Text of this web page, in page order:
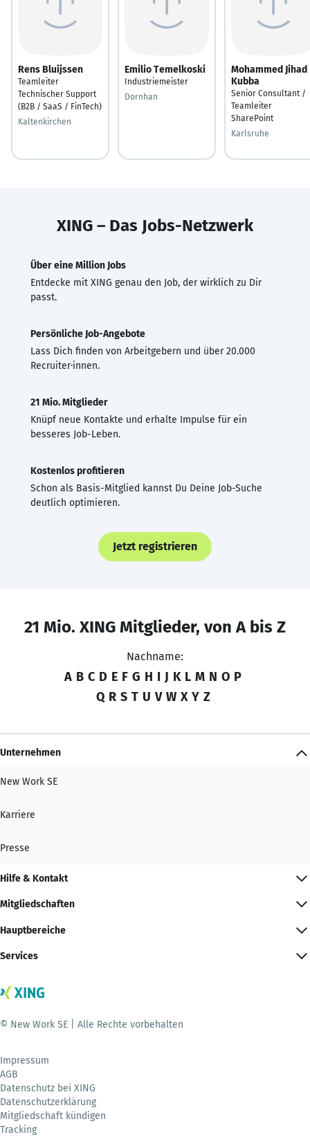
Rens Bluijssen
Teamleiter
Technischer Support
(B2B / SaaS / FinTech)
Kaltenkirchen
Emilio Temelkoski
Industriemeister
Dornhan
Mohammed Jihad
Kubba
Senior Consultant /
Teamleiter
SharePoint
Karlsruhe
XING – Das Jobs-Netzwerk
Über eine Million Jobs
Entdecke mit XING genau den Job, der wirklich zu Dir
passt.
Persönliche Job-Angebote
Lass Dich finden von Arbeitgebern und über 20.000
Recruiter·innen.
21 Mio. Mitglieder
Knüpf neue Kontakte und erhalte Impulse für ein
besseres Job-Leben.
Kostenlos profitieren
Schon als Basis-Mitglied kannst Du Deine Job-Suche
deutlich optimieren.
Jetzt registrieren
21 Mio. XING Mitglieder, von A bis Z
Nachname:
A B C D E F G H I J K L M N O P
Q R S T U V W X Y Z
Unternehmen
New Work SE
Karriere
Presse
Hilfe & Kontakt
Mitgliedschaften
Hauptbereiche
Services
© New Work SE | Alle Rechte vorbehalten
Impressum
AGB
Datenschutz bei XING
Datenschutzerklärung
Mitgliedschaft kündigen
Tracking